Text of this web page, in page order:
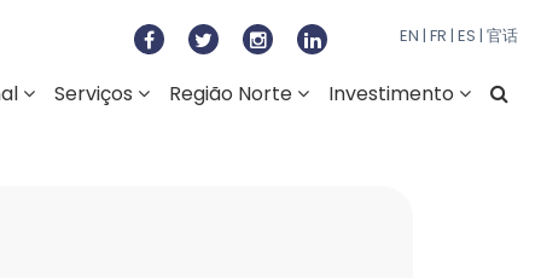
Regional do Norte
EN | FR | ES | 官话
Serviços Região Norte Investimento